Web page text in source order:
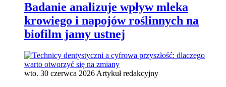
Badanie analizuje wpływ mleka
krowiego i napojów roślinnych na
biofilm jamy ustnej
wto. 30 czerwca 2026 Artykuł redakcyjny